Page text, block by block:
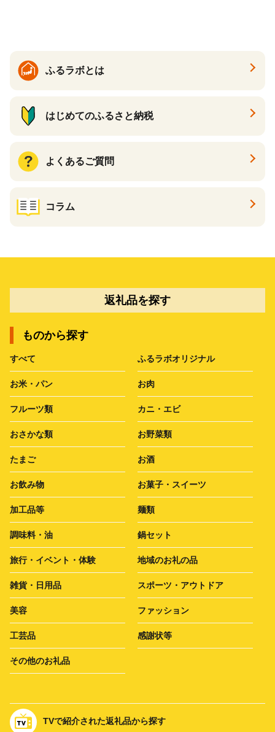
ふるラボとは
はじめてのふるさと納税
よくあるご質問
コラム
返礼品を探す
ものから探す
すべて ふるラボオリジナル
お米・パン お肉
フルーツ類 カニ・エビ
おさかな類 お野菜類
たまご お酒
お飲み物 お菓子・スイーツ
加工品等 麺類
調味料・油 鍋セット
旅行・イベント・体験 地域のお礼の品
雑貨・日用品 スポーツ・アウトドア
美容 ファッション
工芸品 感謝状等
その他のお礼品
TVで紹介された返礼品から探す